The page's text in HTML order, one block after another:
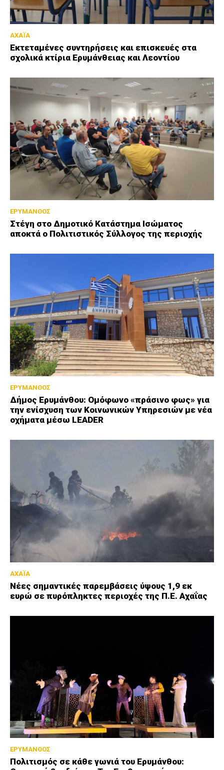
ΑΧΑΪΑ
Εκτεταμένες συντηρήσεις και επισκευές στα
σχολικά κτίρια Ερυμάνθειας και Λεοντίου
ΕΡΥΜΑΝΘΟΣ
Στέγη στο Δημοτικό Κατάστημα Ισώματος
αποκτά ο Πολιτιστικός Σύλλογος της περιοχής
ΕΡΥΜΑΝΘΟΣ
Δήμος Ερυμάνθου: Ομόφωνο «πράσινο φως» για
την ενίσχυση των Κοινωνικών Υπηρεσιών με νέα
οχήματα μέσω LEADER
ΑΧΑΪΑ
Νέες σημαντικές παρεμβάσεις ύψους 1,9 εκ
ευρώ σε πυρόπληκτες περιοχές της Π.Ε. Αχαΐας
ΕΡΥΜΑΝΘΟΣ
Πολιτισμός σε κάθε γωνιά του Ερυμάνθου: